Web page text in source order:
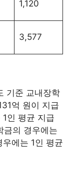
1,120
3,577
기준 교내장학
억 원이 지급
인 평균 지급
금의 경우에는
에는 1인 평균